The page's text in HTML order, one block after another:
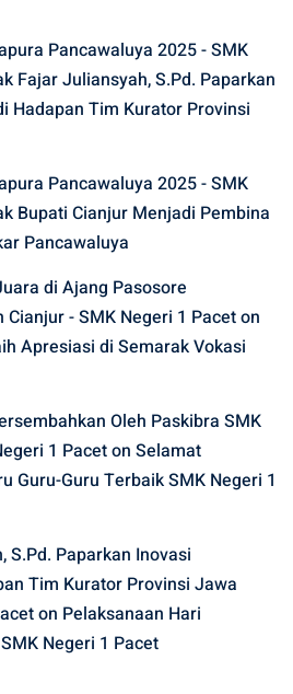
Pancawaluya 2025 - SMK
Fajar Juliansyah, S.Pd. Paparkan
Hadapan Tim Kurator Provinsi
Pancawaluya 2025 - SMK
Bupati Cianjur Menjadi Pembina
Pancawaluya
di Ajang Pasosore
- SMK Negeri 1 Paceton
Apresiasi di Semarak Vokasi
Oleh Paskibra SMK
1 Paceton Selamat
Guru-Guru Terbaik SMK Negeri 1
S.Pd. Paparkan Inovasi
Tim Kurator Provinsi Jawa
on Pelaksanaan Hari
Negeri 1 Pacet